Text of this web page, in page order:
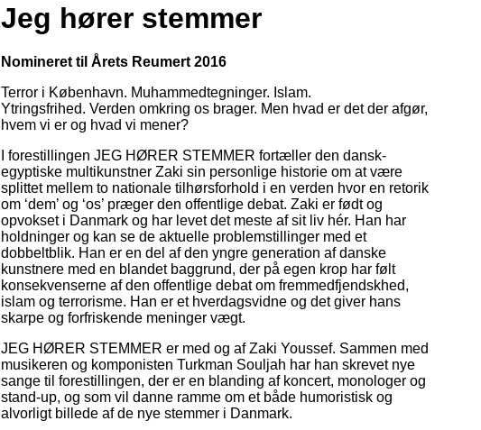
Jeg hører stemmer
Nomineret til Årets Reumert 2016
Terror i København. Muhammedtegninger. Islam.
Ytringsfrihed. Verden omkring os brager. Men hvad er det der afgør,
hvem vi er og hvad vi mener?
I forestillingen JEG HØRER STEMMER fortæller den dansk-
egyptiske multikunstner Zaki sin personlige historie om at være
splittet mellem to nationale tilhørsforhold i en verden hvor en retorik
om ‘dem’ og ‘os’ præger den offentlige debat. Zaki er født og
opvokset i Danmark og har levet det meste af sit liv hér. Han har
holdninger og kan se de aktuelle problemstillinger med et
dobbeltblik. Han er en del af den yngre generation af danske
kunstnere med en blandet baggrund, der på egen krop har følt
konsekvenserne af den offentlige debat om fremmedfjendskhed,
islam og terrorisme. Han er et hverdagsvidne og det giver hans
skarpe og forfriskende meninger vægt.
JEG HØRER STEMMER er med og af Zaki Youssef. Sammen med
musikeren og komponisten Turkman Souljah har han skrevet nye
sange til forestillingen, der er en blanding af koncert, monologer og
stand-up, og som vil danne ramme om et både humoristisk og
alvorligt billede af de nye stemmer i Danmark.